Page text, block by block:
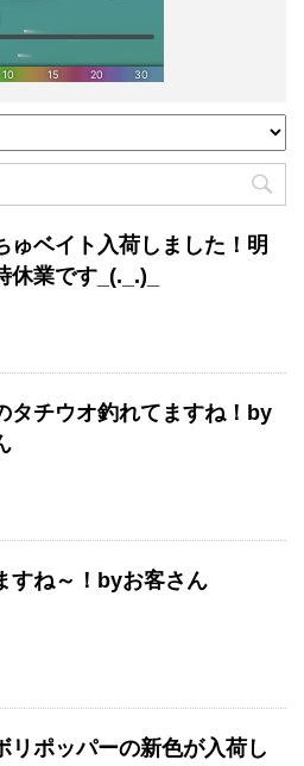
ゅベイト入荷しました！明
休業です_(._.)_
タチウオ釣れてますね！by
すね～！byお客さん
リポッパーの新色が入荷し